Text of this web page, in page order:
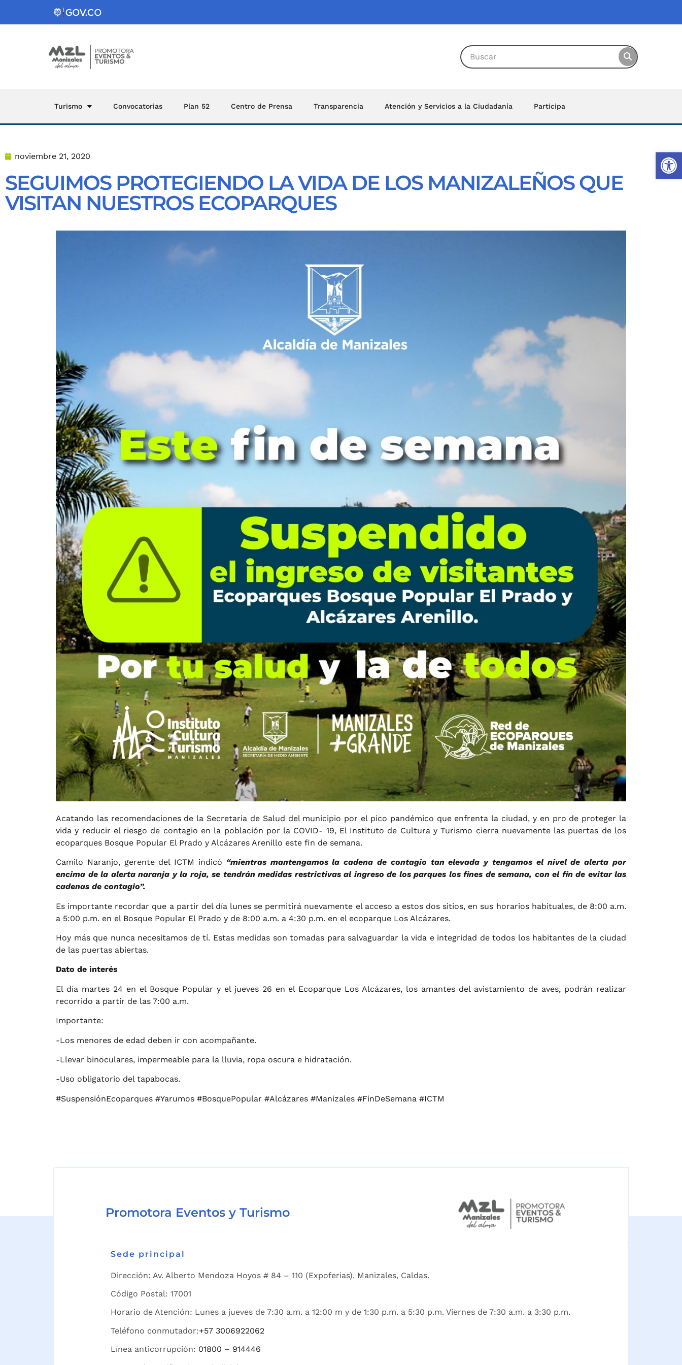
Turismo Convocatorias Plan 52 Centro de Prensa Transparencia Atención y Servicios a la Ciudadanía Participa
noviembre 21, 2020
SEGUIMOS PROTEGIENDO LA VIDA DE LOS MANIZALEÑOS QUE
VISITAN NUESTROS ECOPARQUES
Acatando las recomendaciones de la Secretaria de Salud del municipio por el pico pandémico que enfrenta la ciudad, y en pro de proteger la
vida y reducir el riesgo de contagio en la población por la COVID- 19, El Instituto de Cultura y Turismo cierra nuevamente las puertas de los
ecoparques Bosque Popular El Prado y Alcázares Arenillo este fin de semana.
Camilo Naranjo, gerente del ICTM indicó “mientras mantengamos la cadena de contagio tan elevada y tengamos el nivel de alerta por
encima de la alerta naranja y la roja, se tendrán medidas restrictivas al ingreso de los parques los fines de semana, con el fin de evitar las
cadenas de contagio”.
Es importante recordar que a partir del día lunes se permitirá nuevamente el acceso a estos dos sitios, en sus horarios habituales, de 8:00 a.m.
a 5:00 p.m. en el Bosque Popular El Prado y de 8:00 a.m. a 4:30 p.m. en el ecoparque Los Alcázares.
Hoy más que nunca necesitamos de tí. Estas medidas son tomadas para salvaguardar la vida e integridad de todos los habitantes de la ciudad
de las puertas abiertas.
Dato de interés
El día martes 24 en el Bosque Popular y el jueves 26 en el Ecoparque Los Alcázares, los amantes del avistamiento de aves, podrán realizar
recorrido a partir de las 7:00 a.m.
Importante:
-Los menores de edad deben ir con acompañante.
-Llevar binoculares, impermeable para la lluvia, ropa oscura e hidratación.
-Uso obligatorio del tapabocas.
#SuspensiónEcoparques #Yarumos #BosquePopular #Alcázares #Manizales #FinDeSemana #ICTM
Promotora Eventos y Turismo
Sede principal
Dirección: Av. Alberto Mendoza Hoyos # 84 – 110 (Expoferias). Manizales, Caldas.
Código Postal: 17001
Horario de Atención: Lunes a jueves de 7:30 a.m. a 12:00 m y de 1:30 p.m. a 5:30 p.m. Viernes de 7:30 a.m. a 3:30 p.m.
Teléfono conmutador:+57 3006922062
Línea anticorrupción: 01800 – 914446